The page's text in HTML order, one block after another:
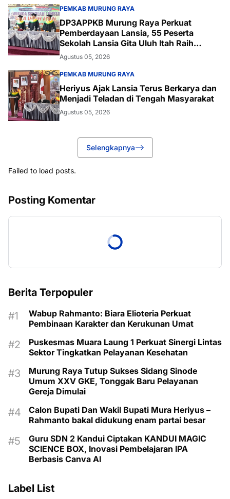
PEMKAB MURUNG RAYA
DP3APPKB Murung Raya Perkuat
Pemberdayaan Lansia, 55 Peserta
Sekolah Lansia Gita Uluh Itah Raih
Kelulusan
Agustus 05, 2026
PEMKAB MURUNG RAYA
Heriyus Ajak Lansia Terus Berkarya dan
Menjadi Teladan di Tengah Masyarakat
Agustus 05, 2026
Selengkapnya
Failed to load posts.
Posting Komentar
Berita Terpopuler
Wabup Rahmanto: Biara Elioteria Perkuat
Pembinaan Karakter dan Kerukunan Umat
Puskesmas Muara Laung 1 Perkuat Sinergi Lintas
Sektor Tingkatkan Pelayanan Kesehatan
Murung Raya Tutup Sukses Sidang Sinode
Umum XXV GKE, Tonggak Baru Pelayanan
Gereja Dimulai
Calon Bupati Dan Wakil Bupati Mura Heriyus –
Rahmanto bakal didukung enam partai besar
Guru SDN 2 Kandui Ciptakan KANDUI MAGIC
SCIENCE BOX, Inovasi Pembelajaran IPA
Berbasis Canva AI
Label List